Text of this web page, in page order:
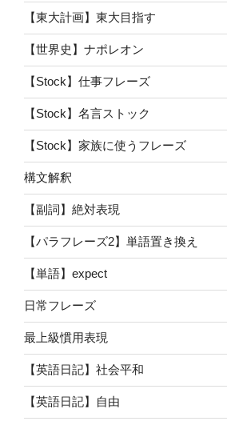
【東大計画】東大目指す
【世界史】ナポレオン
【Stock】仕事フレーズ
【Stock】名言ストック
【Stock】家族に使うフレーズ
構文解釈
【副詞】絶対表現
【パラフレーズ2】単語置き換え
【単語】expect
日常フレーズ
最上級慣用表現
【英語日記】社会平和
【英語日記】自由